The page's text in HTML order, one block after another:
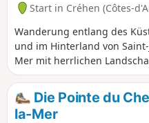
Start in Créhen (Côtes-
Wanderung entlang des
und im Hinterland von
Mer mit herrlichen
Ebbe lohnt sich ein
du Chevet mit ihren kleinen
Die Pointe du
la-Mer